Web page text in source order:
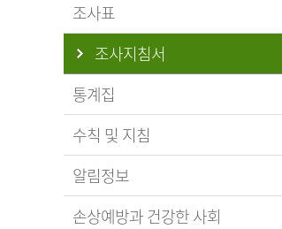
조사표
조사지침서
통계집
수칙 및 지침
알림정보
손상예방과 건강한 사회